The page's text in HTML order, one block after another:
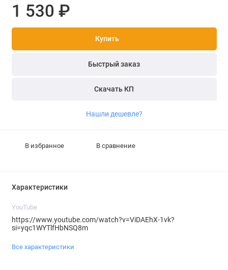
1 530 ₽
Купить
Быстрый заказ
Скачать КП
Нашли дешевле?
В избранное В сравнение
Характеристики
YouTube
https://www.youtube.com/watch?v=ViDAEhX-1vk?
si=yqc1WYTlfHbNSQ8m
Все характеристики